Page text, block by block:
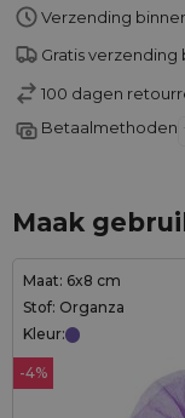
Verzending
Gratis verzending
100 dagen
Betaalmethoden
Maak
Maat: 6x8 cm
Stof: Organza
Kleur:
-4%